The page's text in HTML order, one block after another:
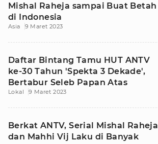
Mishal Raheja sampai Buat Betah
di Indonesia
Asia 9 Maret 2023
Daftar Bintang Tamu HUT ANTV
ke-30 Tahun 'Spekta 3 Dekade',
Bertabur Seleb Papan Atas
Lokal 9 Maret 2023
Berkat ANTV, Serial Mishal Raheja
dan Mahhi Vij Laku di Banyak